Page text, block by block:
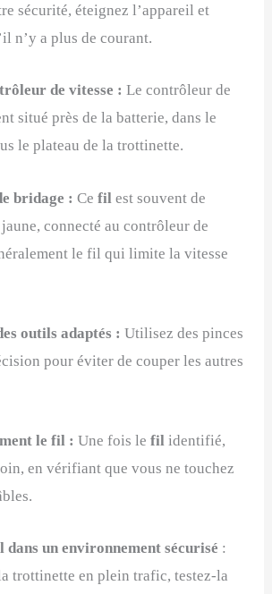
sécurité, éteignez l’appareil et
n’y a plus de courant.
de vitesse : Le contrôleur de
situé près de la batterie, dans le
le plateau de la trottinette.
bridage : Cefilest souvent de
connecté au contrôleur de
le fil qui limite la vitesse
outils adaptés : Utilisez des pinces
pour éviter de couper les autres
le fil : Une fois lefilidentifié,
en vérifiant que vous ne touchez
dans un environnement sécurisé :
trottinette en plein trafic, testez-la